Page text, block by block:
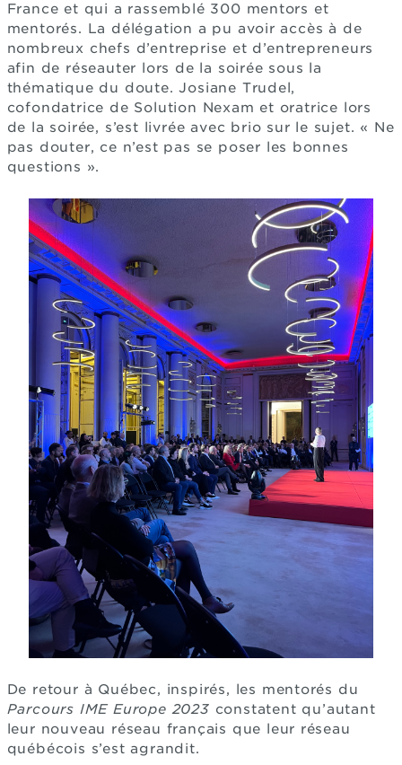
France et qui a rassemblé 300 mentors et
mentorés. La délégation a pu avoir accès à de
nombreux chefs d’entreprise et d’entrepreneurs
afin de réseauter lors de la soirée sous la
thématique du doute. Josiane Trudel,
cofondatrice de Solution Nexam et oratrice lors
de la soirée, s’est livrée avec brio sur le sujet. « Ne
pas douter, ce n’est pas se poser les bonnes
questions ».
De retour à Québec, inspirés, les mentorés du
Parcours IME Europe 2023 constatent qu’autant
leur nouveau réseau français que leur réseau
québécois s’est agrandit.